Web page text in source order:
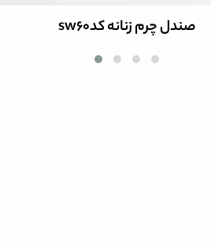
صندل چرم زنانه کدsw60